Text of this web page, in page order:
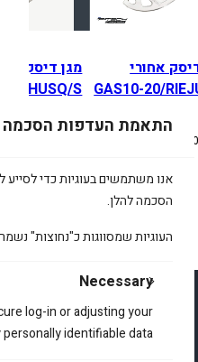
התאמת העדפות הסכמה
אנו משתמשים בעוגיות כדי לסייע
הסכמה להלן.
העוגיות שמסווגות כ"נחוצות"
Necessary
log-in or adjusting your
identifiable data.
אחורי
GAS10-20/
מגן דיסק
HUSQ/S